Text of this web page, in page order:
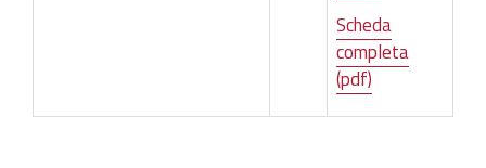
Scheda
completa
(pdf)